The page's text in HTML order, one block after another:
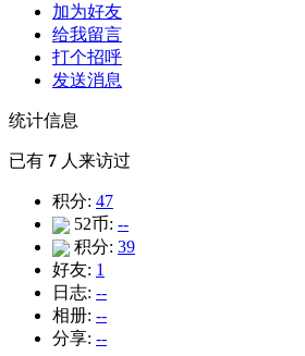
加为好友
给我留言
打个招呼
发送消息
统计信息
已有 7 人来访过
积分: 47
52币: --
积分: 39
好友: 1
日志: --
相册: --
分享: --